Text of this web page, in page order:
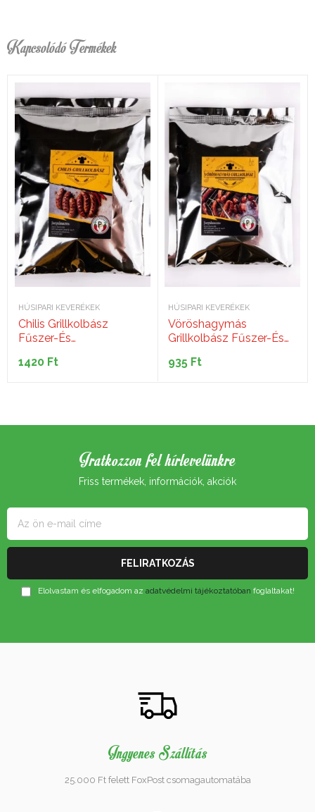
Kapcsolódó Termékek
HÚSIPARI KEVERÉKEK
Chilis Grillkolbász
Fűszer-És
1420 Ft
HÚSIPARI KEVERÉKEK
Vöröshagymás
Grillkolbász Fűszer-És
935 Ft
Iratkozzon fel hírlevelünkre
Friss termékek, információk, akciók
Elolvastam és elfogadom az adatvédelmi tájékoztatóban foglaltakat!
Ingyenes Szállítás
25.000 Ft felett FoxPost csomagautomatába